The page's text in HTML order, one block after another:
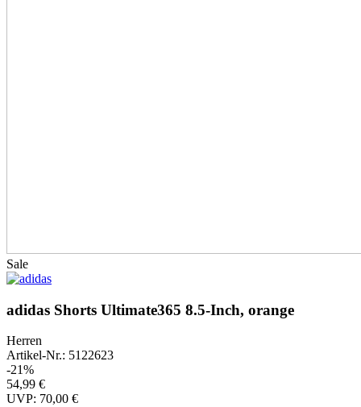
Sale
adidas Shorts Ultimate365 8.5-Inch, orange
Herren
Artikel-Nr.: 5122623
-21%
54,99 €
UVP: 70,00 €